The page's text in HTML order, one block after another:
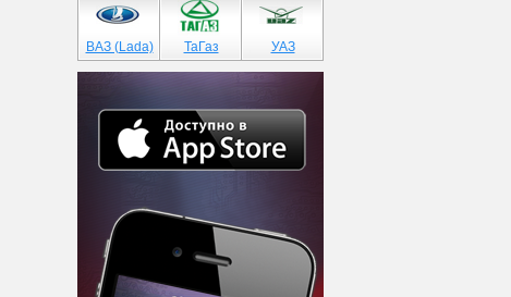
ВАЗ (Lada) ТаГаз УАЗ